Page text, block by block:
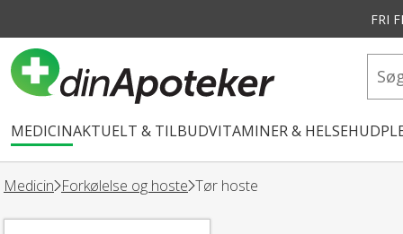
FRI
MEDICINAKTUELT & TILBUDVITAMINER & HELSE
Medicin Forkølelse og hoste Tør hoste